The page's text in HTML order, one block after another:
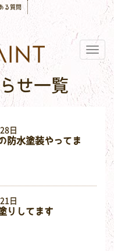
る質問
せ一覧
日
防水塗装やってま
日
りしてます